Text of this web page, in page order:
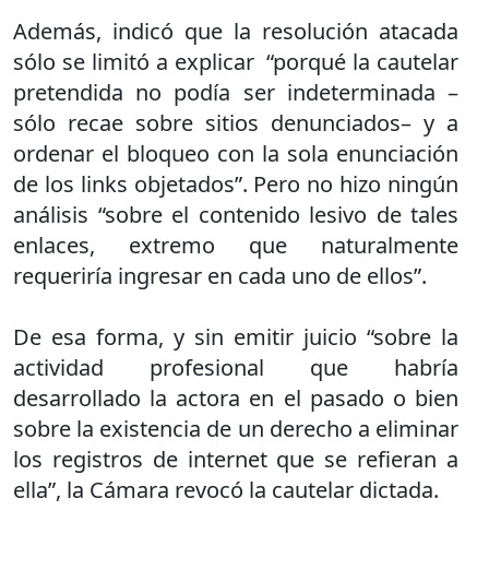
Además, indicó que la resolución atacada
sólo se limitó a explicar “porqué la cautelar
pretendida no podía ser indeterminada –
sólo recae sobre sitios denunciados– y a
ordenar el bloqueo con la sola enunciación
de los links objetados”. Pero no hizo ningún
análisis “sobre el contenido lesivo de tales
enlaces, extremo que naturalmente
requeriría ingresar en cada uno de ellos”.
De esa forma, y sin emitir juicio “sobre la
actividad profesional que habría
desarrollado la actora en el pasado o bien
sobre la existencia de un derecho a eliminar
los registros de internet que se refieran a
ella”, la Cámara revocó la cautelar dictada.